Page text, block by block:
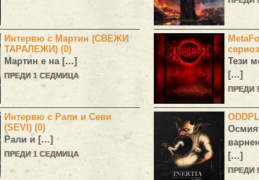
Интервю с Мартин (СВЕЖИ
ТАРАЛЕЖИ) (0)
Мартин е на […]
ПРЕДИ 1 СЕДМИЦА
Интервю с Рали и Севи
(SEVI) (0)
Рали и […]
ПРЕДИ 1 СЕДМИЦА
Тези
[…]
ПРЕДИ
[…]
ПРЕДИ